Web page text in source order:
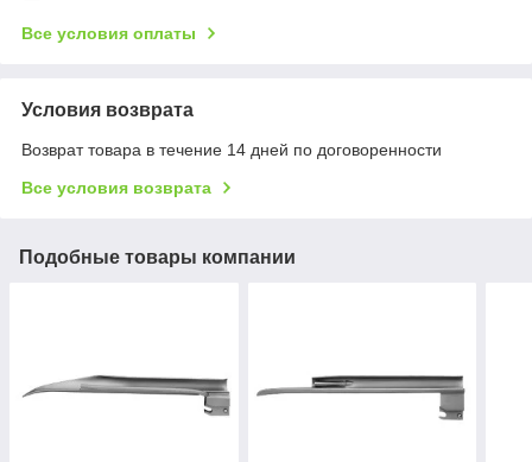
Все условия оплаты
Условия возврата
Возврат товара в течение 14 дней по договоренности
Все условия возврата
Подобные товары компании